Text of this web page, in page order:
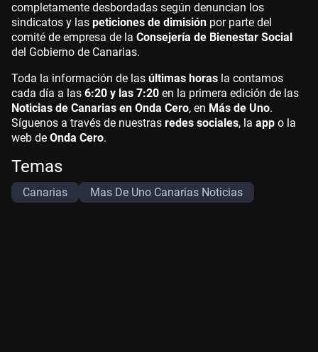
completamente desbordadas según denuncian los
sindicatos y las peticiones de dimisión por parte del
comité de empresa de la Consejería de Bienestar Social
del Gobierno de Canarias.
Toda la información de las últimas horas la contamos
cada día a las 6:20 y las 7:20 en la primera edición de las
Noticias de Canarias en Onda Cero, en Más de Uno.
Síguenos a través de nuestras redes sociales, la app o la
web de Onda Cero.
Temas
Canarias Mas De Uno Canarias Noticias